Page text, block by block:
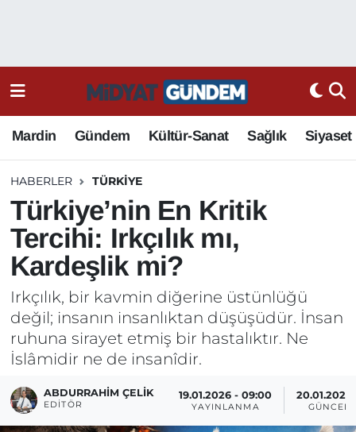
Mardin Gündem Kültür-Sanat Sağlık Siyaset
HABERLER TÜRKIYE
Türkiye’nin En Kritik
Tercihi: Irkçılık mı,
Kardeşlik mi?
Irkçılık, bir kavmin diğerine üstünlüğü
değil; insanın insanlıktan düşüşüdür. İnsan
ruhuna sirayet etmiş bir hastalıktır. Ne
İslâmidir ne de insanîdir.
ABDURRAHIM ÇELİK
EDITÖR
19.01.2026 - 09:00
YAYINLANMA
20.01.2026